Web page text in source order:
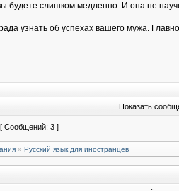
будете слишком медленно. И она не
узнать об успехах вашего мужа.
Показать
[ Сообщений: 3 ]
» Русский язык для иностранцев